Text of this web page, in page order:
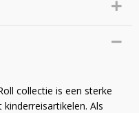
collectie is een sterke
Als